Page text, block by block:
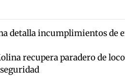
detalla incumplimientos de
recupera paradero de